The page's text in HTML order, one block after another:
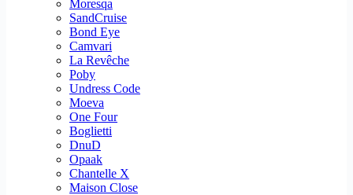
Moresqa
SandCruise
Bond Eye
Camvari
La Revêche
Poby
Undress Code
Moeva
One Four
Boglietti
DnuD
Opaak
Chantelle X
Maison Close